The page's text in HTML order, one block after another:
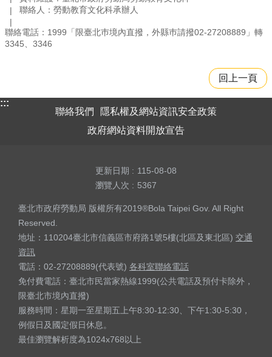
聯絡人：勞動教育文化科承辦人
聯絡電話：1999「限臺北巿境內直撥，外縣巿請撥02-27208889」轉
3345、3346
回上一頁
:::
聯絡我們
隱私權及網站資訊安全政策
政府網站資料開放宣告
更新日期
115-08-08
瀏覽人次
5367
臺北市政府勞動局 版權所有2019®Bola Taipei Gov. All Right
Reserved.
地址：110204臺北市信義區市府路1號5樓(北區及東北區) 交通
資訊
電話：02-27208889(代表號) 各科室聯絡電話
免付費電話：臺北市民當家熱線1999(公共電話及預付卡除外，
限臺北市境內直撥)
服務時間：星期一至星期五上午8:30-12:30、下午1:30-5:30，
例假日及國定假日休息。
最佳瀏覽解析度為1024x768以上